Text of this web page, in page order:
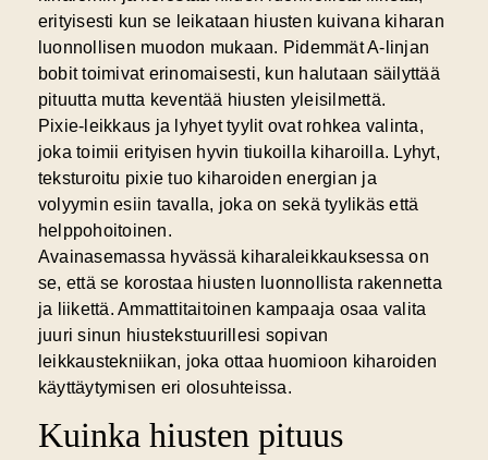
erityisesti kun se leikataan hiusten kuivana kiharan
luonnollisen muodon mukaan. Pidemmät A-linjan
bobit toimivat erinomaisesti, kun halutaan säilyttää
pituutta mutta keventää hiusten yleisilmettä.
Pixie-leikkaus ja lyhyet tyylit ovat rohkea valinta,
joka toimii erityisen hyvin tiukoilla kiharoilla. Lyhyt,
teksturoitu pixie tuo kiharoiden energian ja
volyymin esiin tavalla, joka on sekä tyylikäs että
helppohoitoinen.
Avainasemassa hyvässä kiharaleikkauksessa on
se, että se korostaa hiusten luonnollista rakennetta
ja liikettä. Ammattitaitoinen kampaaja osaa valita
juuri sinun hiustekstuurillesi sopivan
leikkaustekniikan, joka ottaa huomioon kiharoiden
käyttäytymisen eri olosuhteissa.
Kuinka hiusten pituus